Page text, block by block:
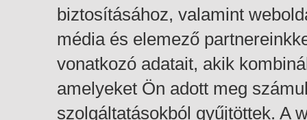
biztosításához, valamint
média és elemező
vonatkozó adatait, akik
amelyeket Ön adott meg
szolgáltatásokból gyűjtöttek. A